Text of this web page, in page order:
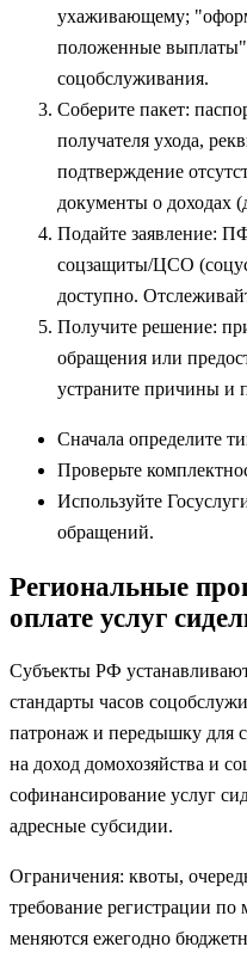
ухаживающему;
положенные выплаты"
соцобслуживания.
Соберите пакет:
получателя ухода,
подтверждение
документы о доходах
Подайте заявление:
соцзащиты/ЦСО
доступно.
Получите решение:
обращения или
устраните причины и
Сначала определите
Проверьте
Используйте
обращений.
Региональные
оплате услуг
Субъекты РФ
стандарты часов
патронаж и передышку для
на доход домохозяйства и
софинансирование услуг
адресные субсидии.
Ограничения: квоты,
требование регистрации по
меняются ежегодно